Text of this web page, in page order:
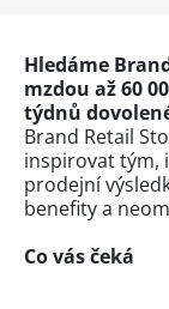
Hledáme
mzdou až 60
týdnů
Brand Retail
inspirovat tým,
prodejní
benefity a
Co vás čeká